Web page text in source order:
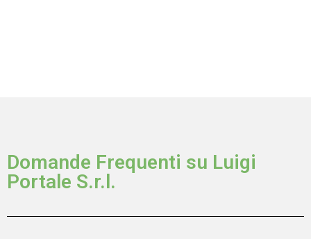
Domande Frequenti su Luigi
Portale S.r.l.